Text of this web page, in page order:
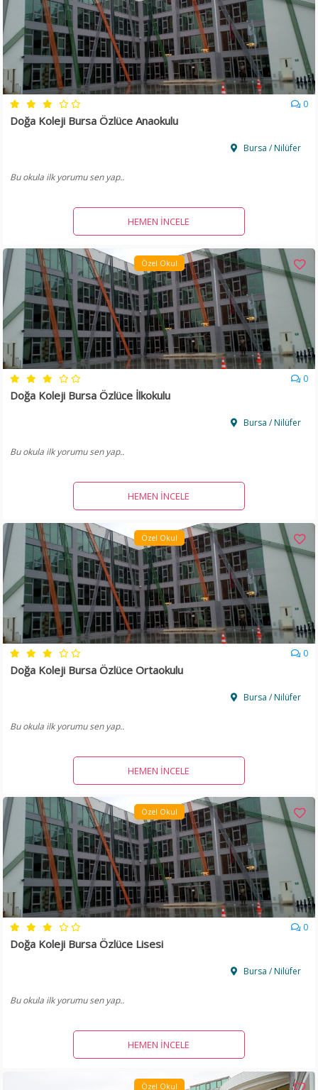
0
Doğa Koleji Bursa Özlüce Anaokulu
Bursa / Nilüfer
Bu okula ilk yorumu sen yap..
HEMEN İNCELE
Özel Okul
0
Doğa Koleji Bursa Özlüce İlkokulu
Bursa / Nilüfer
Bu okula ilk yorumu sen yap..
HEMEN İNCELE
Özel Okul
0
Doğa Koleji Bursa Özlüce Ortaokulu
Bursa / Nilüfer
Bu okula ilk yorumu sen yap..
HEMEN İNCELE
Özel Okul
0
Doğa Koleji Bursa Özlüce Lisesi
Bursa / Nilüfer
Bu okula ilk yorumu sen yap..
HEMEN İNCELE
Özel Okul